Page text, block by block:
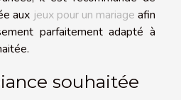
aux jeux pour un mariage afin
parfaitement adapté à
souhaitée